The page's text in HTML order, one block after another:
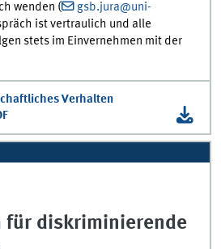
wenden (
gsb.jura@uni-
ist vertraulich und alle
stets im Einvernehmen mit der
Verhalten
für diskriminierende